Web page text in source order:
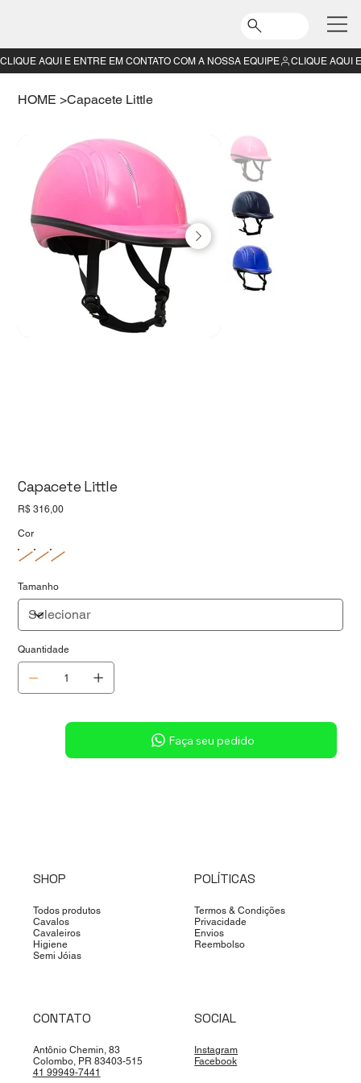
HOME >Capacete Little
Capacete Little
Preço
R$ 316,00
Cor
Tamanho
Quantidade
Sob consulta
Faça seu pedido
CLIQUE AQUI E ENTRE EM CONTATO COM A NOSSA EQUIPE
SHOP
Todos produtos
Cavalos
Cavaleiros
Higiene
Semi Jóias
POLÍTICAS
Termos & Condições
Privacidade
Envios
Reembolso
CONTATO
Antônio Chemin, 83
Colombo, PR 83403-515
41 99949-7441
SOCIAL
Instagram
Facebook